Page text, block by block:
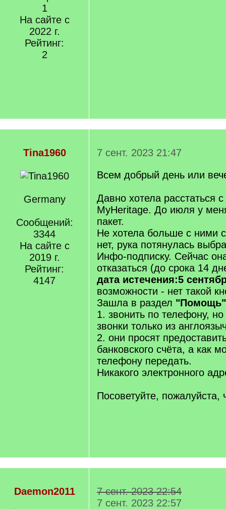
1
На сайте с
2022 г.
Рейтинг:
2
Tina1960
Germany
Сообщений:
3344
На сайте с
2019 г.
Рейтинг:
4147
7 сент. 2023 21:47
Всем добрый день или
Давно хотела расстаться
MyHeritage. До июля у
пакет.
Не хотела больше с ними
нет, рука потянулась
Инфо-подписку. Сейчас
отказаться (до срока 14
дата истечения:5
возможности - нет такой
Зашла в раздел "Помощь"
1. звонить по телефону,
звонки только из
2. они просят
банковского счёта, а как
телефону передать.
Никакого электронного
Посоветуйте, пожалуйста,
Daemon2011
7 сент. 2023 22:54
7 сент. 2023 22:57